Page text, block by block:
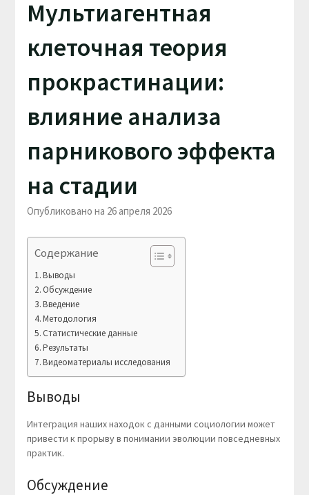
Мультиагентная
клеточная теория
прокрастинации:
влияние анализа
парникового эффекта
на стадии
Опубликовано на 26 апреля 2026
Содержание
Выводы
Обсуждение
Введение
Методология
Статистические данные
Результаты
Видеоматериалы исследования
Выводы
Интеграция наших находок с данными социологии может
привести к прорыву в понимании эволюции повседневных
практик.
Обсуждение